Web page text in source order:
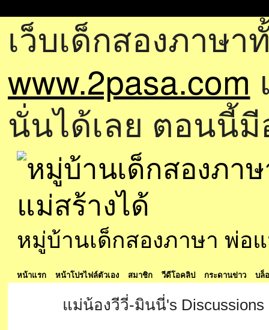
เว็บเด็กสองภาษ
www.2pasa.com
นั่นได้เลย ตอนนี้มี
หมู่บ้านเด็กสองภาษา พ่อ
หน้าแรก หน้าโปรไฟล์ตัวเอง สมาชิก วีดีโอคลิป กระดานข่าว บล็
แม่น้องวีวี่-มินนี่'s Discussions